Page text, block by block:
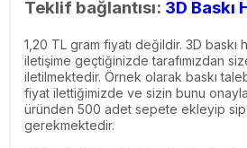
Teklif bağlantısı: 3D Baskı
1,20 TL gram fiyatı değildir. 3D baskı
iletişime geçtiğinizde tarafımızdan
iletilmektedir. Örnek olarak baskı
fiyat ilettiğimizde ve sizin bunu
üründen 500 adet sepete ekleyip
gerekmektedir.